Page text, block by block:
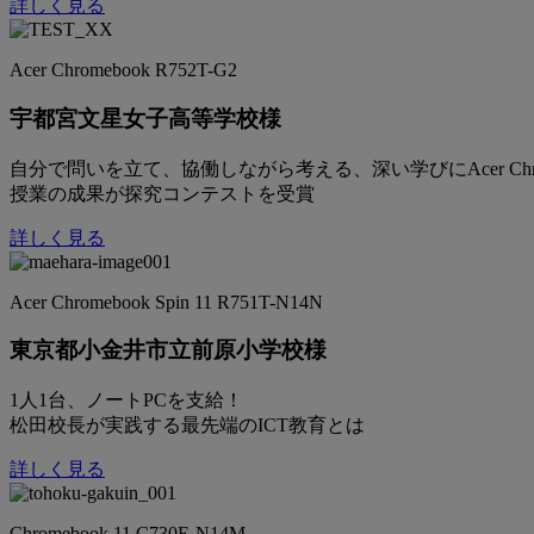
詳しく見る
Acer Chromebook R752T-G2
宇都宮文星女子高等学校様
自分で問いを立て、協働しながら考える、深い学びにAcer
授業の成果が探究コンテストを受賞
詳しく見る
Acer Chromebook Spin 11 R751T-N14N
東京都小金井市立前原小学校様
1人1台、ノートPCを支給！
松田校長が実践する最先端のICT教育とは
詳しく見る